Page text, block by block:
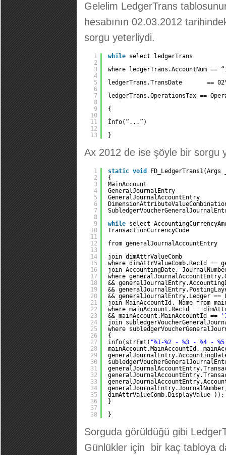
Gelelim LedgerTrans
hesabının 02.03.2012
sorgu yeterliydi.
1
2
3
4
5
6
7
8
9
10
11
12
13
while select ledgerTrans
where ledgerTrans.AccountNum ==
ledgerTrans.TransDate       ==
ledgerTrans.OperationsTax ==
{
İnfo(“...”)
}
Ax 2012 de ise şöyle bir sorgu
1
2
3
4
5
6
7
8
9
10
11
12
13
14
15
16
17
18
19
20
21
22
23
24
25
26
27
28
29
30
31
32
33
34
35
36
37
38
static void
FD_LedgerTrans1(Args
{
MainAccount
GeneralJournalEntry
GeneralJournalAccountEntry
while select
TransactionCurrencyCode
from generalJournalAccountEntry
join dimAttrValueComb
where dimAttrValueComb.RecId ==
join AccountingDate,
where
&&
&&
&& generalJournalEntry.Ledger
join MainAccountId, Name from
where mainAccount.RecId ==
&& mainAccount.MainAccountId ==
join
where
{
info(strFmt( "%1-%2 - %3 - %4 -
mainAccount.MainAccountId,
dimAttrValueComb.DisplayValue ));
}
}
Sorguda görüldüğü gibi
Günlükler için bir kaç tabloya